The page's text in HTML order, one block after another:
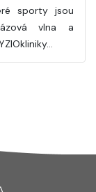
sporty jsou
vlna a